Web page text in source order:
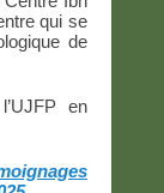
qui se
de
en